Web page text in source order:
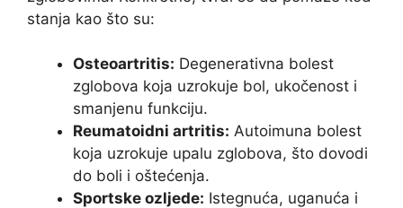
stanja kao što su:
Osteoartritis: Degenerativna bolest
zglobova koja uzrokuje bol, ukočenost i
smanjenu funkciju.
Reumatoidni artritis: Autoimuna bolest
koja uzrokuje upalu zglobova, što dovodi
do boli i oštećenja.
Sportske ozljede: Istegnuća, uganuća i